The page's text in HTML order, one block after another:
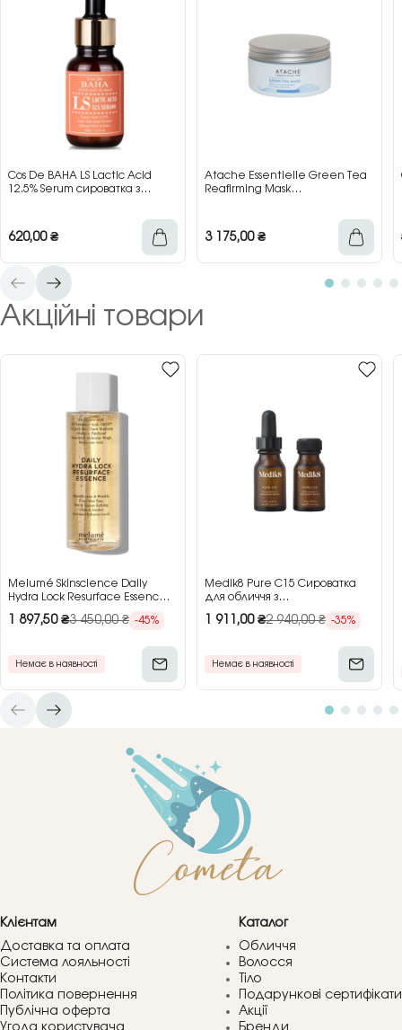
Cos De BAHA LS Lactic Acid
12.5% Serum сироватка з
620,00₴
Atache Essentielle Green Tea
Reafirming Mask
3 175,00₴
Акційні товари
Melumé Skinscience Daily
Hydra Lock Resurface Essence
обличчя з кислотами, 150 мл
1 897,50₴3 450,00₴ -45%
Немає в наявності
Medik8 Pure C15 Сироватка
для обличчя з
2×15 мл
1 911,00₴2 940,00₴ -35%
Немає в наявності
Клієнтам
Доставка та оплата
Система лояльності
Контакти
Політика повернення
Публічна оферта
Угода користувача
Каталог
Обличчя
Волосся
Тіло
Подарункові сертифікати
Акції
Бренди